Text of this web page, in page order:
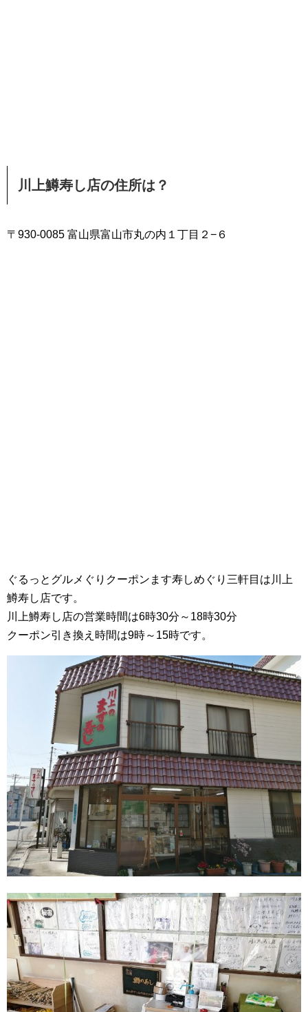
川上鱒寿し店の住所は？
〒930-0085 富山県富山市丸の内１丁目２−６
ぐるっとグルメぐりクーポンます寿しめぐり三軒目は川上
鱒寿し店です。
川上鱒寿し店の営業時間は6時30分～18時30分
クーポン引き換え時間は9時～15時です。